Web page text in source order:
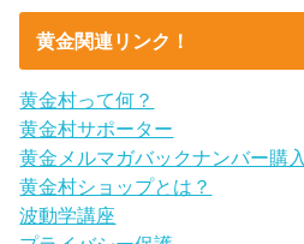
黄金関連リンク！
黄金村って何？
黄金村サポーター
黄金メルマガバックナンバー購入
黄金村ショップとは？
波動学講座